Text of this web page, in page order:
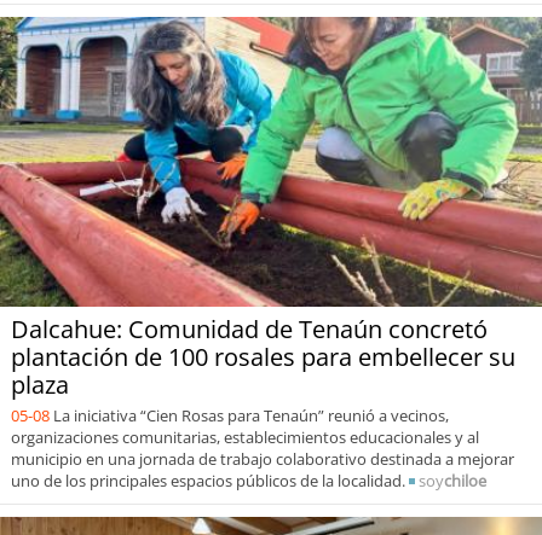
Dalcahue: Comunidad de Tenaún concretó
plantación de 100 rosales para embellecer su
plaza
05-08 La iniciativa “Cien Rosas para Tenaún” reunió a vecinos,
organizaciones comunitarias, establecimientos educacionales y al
municipio en una jornada de trabajo colaborativo destinada a mejorar
uno de los principales espacios públicos de la localidad.
soychiloe